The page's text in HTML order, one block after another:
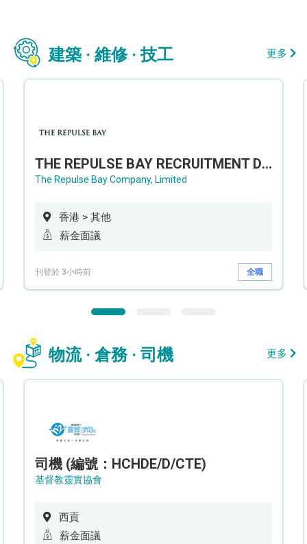
建築 · 維修 · 技工 更多
THE REPULSE BAY RECRUITMENT DAY 淺水灣影灣園人才招聘會
The Repulse Bay Company, Limited
香港 > 其他
薪金面議
刊登於 3小時前 全職
物流 · 倉務 · 司機 更多
司機 (編號：HCHDE/D/CTE)
基督教靈實協會
西貢
薪金面議